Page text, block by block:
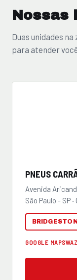
Nossas
Duas unidades
para atender
PNEUS
Avenida
São Paulo - SP
GOOGLE MAPS